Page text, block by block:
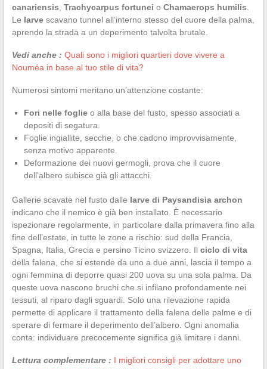
canariensis Trachycarpus fortunei o Chamaerops humilis
Le larvescavano tunnel all’interno stesso del cuore della palma,
aprendo la strada a un deperimento talvolta brutale.
Vedi anche : Quali sono i migliori quartieri dove vivere a
Nouméa in base al tuo stile di vita?
Numerosi sintomi meritano un’attenzione costante:
Fori nelle foglieo alla base del fusto, spesso associati a
depositi di segatura.
Foglie ingiallite, secche, o che cadono improvvisamente,
senza motivo apparente.
Deformazione dei nuovi germogli, prova che il cuore
dell’albero subisce già gli attacchi.
Gallerie scavate nel fusto dalle larve di Paysandisia archon
indicano che il nemico è già ben installato. È necessario
ispezionare regolarmente, in particolare dalla primavera fino alla
fine dell’estate, in tutte le zone a rischio: sud della Francia,
Spagna, Italia, Grecia e persino Ticino svizzero. Il ciclo di vita
della falena, che si estende da uno a due anni, lascia il tempo a
ogni femmina di deporre quasi 200 uova su una sola palma. Da
queste uova nascono bruchi che si infilano profondamente nei
tessuti, al riparo dagli sguardi. Solo una rilevazione rapida
permette di applicare il trattamento della falena delle palme e di
sperare di fermare il deperimento dell’albero. Ogni anomalia
conta: individuare precocemente significa già limitare i danni.
Lettura complementare : I migliori consigli per adottare uno